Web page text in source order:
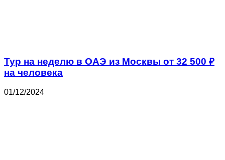
Тур на неделю в ОАЭ из Москвы от 32 500 ₽
на человека
01/12/2024